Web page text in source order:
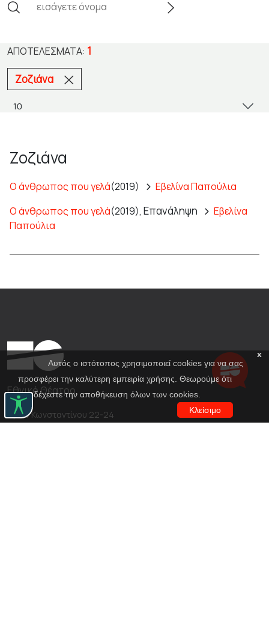
ΑΠΟΤΕΛΈΣΜΑΤΑ: 1
Ζοζιάνα
Ζοζιάνα
Ο άνθρωπος που γελά(2019)
Εβελίνα Παπούλια
Ο άνθρωπος που γελά(2019), Επανάληψη
Εβελίνα
Παπούλια
x
Αυτός ο ιστότοπος χρησιμοποιεί cookies για να σας
προσφέρει την καλύτερη εμπειρία χρήσης. Θεωρούμε ότι
αποδέχεστε την αποθήκευση όλων των cookies.
Κλείσιμο
Εθνικό Θέατρο
Αγίου Κωνσταντίνου 22-24